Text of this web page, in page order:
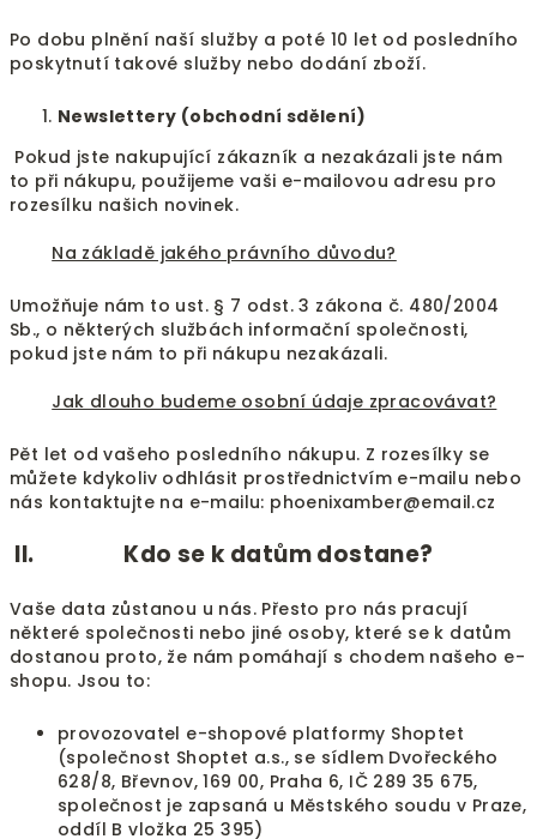
Po dobu plnění naší služby a poté 10 let od posledního
poskytnutí takové služby nebo dodání zboží.
Newslettery (obchodní sdělení)
Pokud jste nakupující zákazník a nezakázali jste nám
to při nákupu, použijeme vaši e-mailovou adresu pro
rozesílku našich novinek.
Na základě jakého právního důvodu?
Umožňuje nám to ust. § 7 odst. 3 zákona č. 480/2004
Sb., o některých službách informační společnosti,
pokud jste nám to při nákupu nezakázali.
Jak dlouho budeme osobní údaje zpracovávat?
Pět let od vašeho posledního nákupu. Z rozesílky se
můžete kdykoliv odhlásit prostřednictvím e-mailu nebo
nás kontaktujte na e-mailu: phoenixamber@email.cz
II. Kdo se k datům dostane?
Vaše data zůstanou u nás. Přesto pro nás pracují
některé společnosti nebo jiné osoby, které se k datům
dostanou proto, že nám pomáhají s chodem našeho e-
shopu. Jsou to:
provozovatel e-shopové platformy Shoptet
(společnost Shoptet a.s., se sídlem Dvořeckého
628/8, Břevnov, 169 00, Praha 6, IČ 289 35 675,
společnost je zapsaná u Městského soudu v Praze,
oddíl B vložka 25 395)